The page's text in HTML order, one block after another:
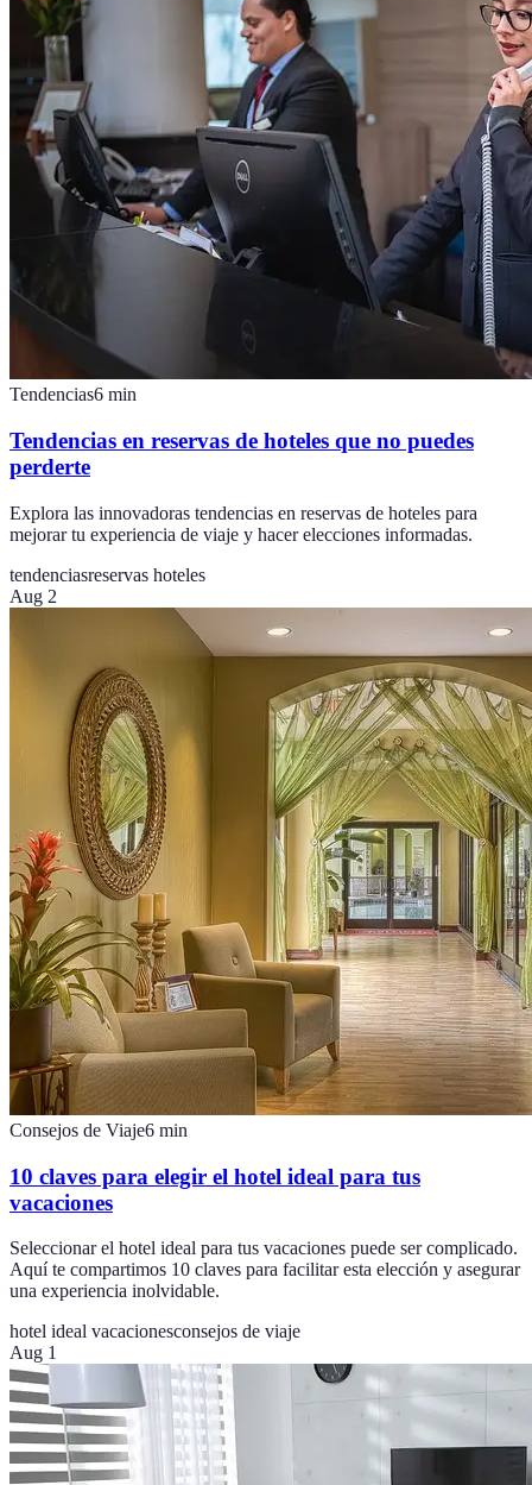
Tendencias6 min
Tendencias en reservas de hoteles que no puedes
perderte
Explora las innovadoras tendencias en reservas de hoteles para
mejorar tu experiencia de viaje y hacer elecciones informadas.
tendenciasreservas hoteles
Aug 2
Consejos de Viaje6 min
10 claves para elegir el hotel ideal para tus
vacaciones
Seleccionar el hotel ideal para tus vacaciones puede ser complicado.
Aquí te compartimos 10 claves para facilitar esta elección y asegurar
una experiencia inolvidable.
hotel ideal vacacionesconsejos de viaje
Aug 1